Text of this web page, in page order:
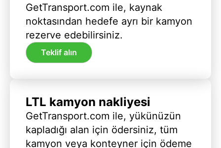
GetTransport.com ile, kaynak
noktasından hedefe ayrı bir kamyon
rezerve edebilirsiniz.
Teklif alın
LTL kamyon nakliyesi
GetTransport.com ile, yükünüzün
kapladığı alan için ödersiniz, tüm
kamyon veya konteyner için ödeme